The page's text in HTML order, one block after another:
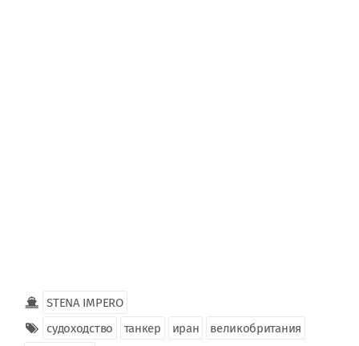
STENA IMPERO
судоходство
танкер иран
великобритания